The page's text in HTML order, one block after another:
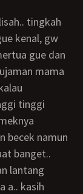
kenal, gw
gue dan
mama
tinggi
becek namun
banget..
a.. kasih